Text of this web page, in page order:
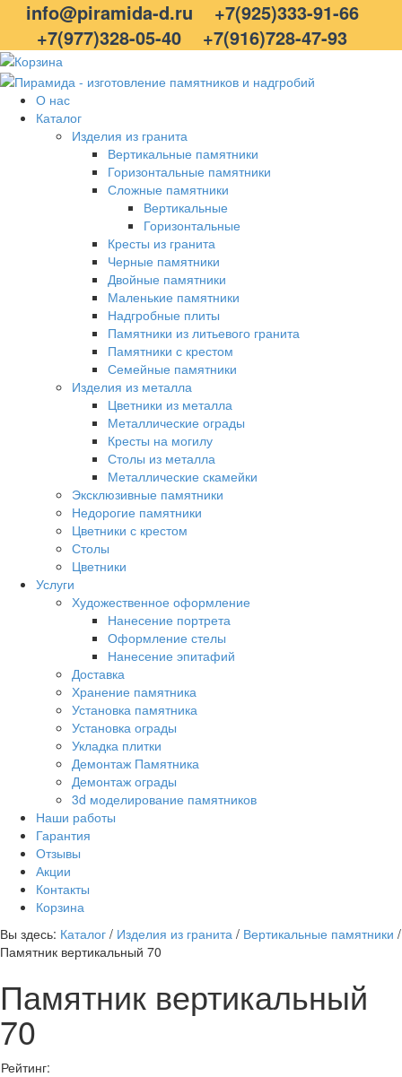
info@piramida-d.ru
+7(925)333-91-66
+7(977)328-05-40
+7(916)728-47-93
О нас
Каталог
Изделия из гранита
Вертикальные памятники
Горизонтальные памятники
Сложные памятники
Вертикальные
Горизонтальные
Кресты из гранита
Черные памятники
Двойные памятники
Маленькие памятники
Надгробные плиты
Памятники из литьевого гранита
Памятники с крестом
Семейные памятники
Изделия из металла
Цветники из металла
Металлические ограды
Кресты на могилу
Столы из металла
Металлические скамейки
Эксклюзивные памятники
Недорогие памятники
Цветники с крестом
Столы
Цветники
Услуги
Художественное оформление
Нанесение портрета
Оформление стелы
Нанесение эпитафий
Доставка
Хранение памятника
Установка памятника
Установка ограды
Укладка плитки
Демонтаж Памятника
Демонтаж ограды
3d моделирование памятников
Наши работы
Гарантия
Отзывы
Акции
Контакты
Корзина
Вы здесь: Каталог / Изделия из гранита / Вертикальные памятники /
Памятник вертикальный 70
Памятник вертикальный
70
Рейтинг: